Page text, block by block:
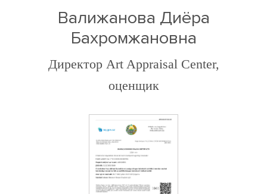
Валижанова Диёра
Бахромжановна
Директор Art Appraisal Center,
оценщик